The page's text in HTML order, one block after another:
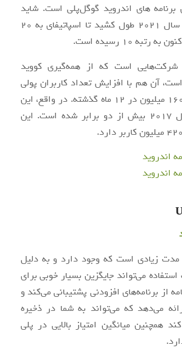
های اندروید گوگل‌پلی است. شاید
تعجب‌آور بود که تا سال 2021 طول کشید تا اسپاتیفای به 20
10 رسیده است.
شرکت‌هایی است که از همه‌گیری کووید
آن هم با افزایش تعداد کاربران پولی
از 130 میلیون به 160 میلیون در 12 ماه گذشته. در واقع، این
تعداد از اوایل سال 2017 بیش از دو برابر شده است. این
مدت زیادی است که وجود دارد و به دلیل
می‌تواند جایگزین بسیار خوبی برای
از برنامه‌های افزودنی پشتیبانی می‌کند و
می‌دهد که می‌تواند به شما در ذخیره
همچنین میانگین امتیاز بالایی در پلی